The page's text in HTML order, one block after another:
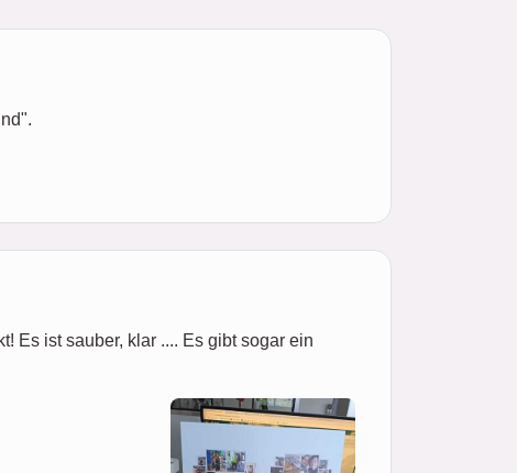
Es ist sauber, klar .... Es gibt sogar ein